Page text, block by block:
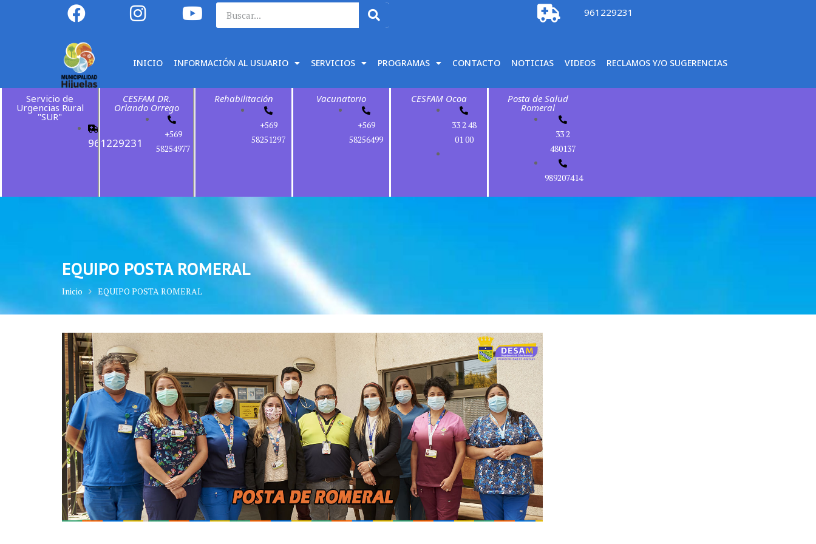
961229231
INICIO INFORMACIÓN AL USUARIO SERVICIOS PROGRAMAS CONTACTO NOTICIAS VIDEOS RECLAMOS Y/O SUGERENCIAS
Servicio de
Urgencias Rural
"SUR"
961229231
CESFAM DR.
Orlando Orrego
+569
58254977
Rehabilitación
+569
58251297
Vacunatorio
+569
58256499
CESFAM Ocoa
33 2 48
01 00
Posta de Salud
Romeral
33 2
480137
989207414
EQUIPO POSTA ROMERAL
Inicio EQUIPO POSTA ROMERAL